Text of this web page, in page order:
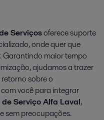
Serviçosoferece suporte
onde quer que
Garantindo maior tempo
ajudamos a trazer
sobre o
você para integrar
Serviço Alfa Laval,
sem preocupações.